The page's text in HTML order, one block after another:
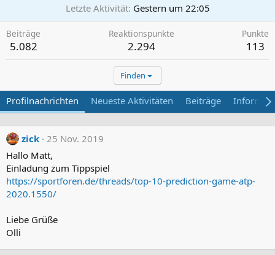
Letzte Aktivität Gestern um 22:05
Beiträge
5.082
Reaktionspunkte
2.294
Punkte
113
Finden
Profilnachrichten Neueste Aktivitäten Beiträge
zick 25 Nov. 2019
Hallo Matt,
Einladung zum Tippspiel
https://sportforen.de/threads/top-10-prediction-game-atp-
2020.1550/
Liebe Grüße
Olli